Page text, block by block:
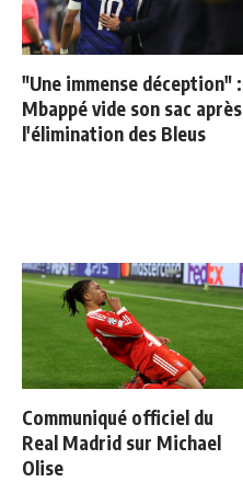
"Une immense déception" :
Mbappé vide son sac après
l'élimination des Bleus
Communiqué officiel du
Real Madrid sur Michael
Olise